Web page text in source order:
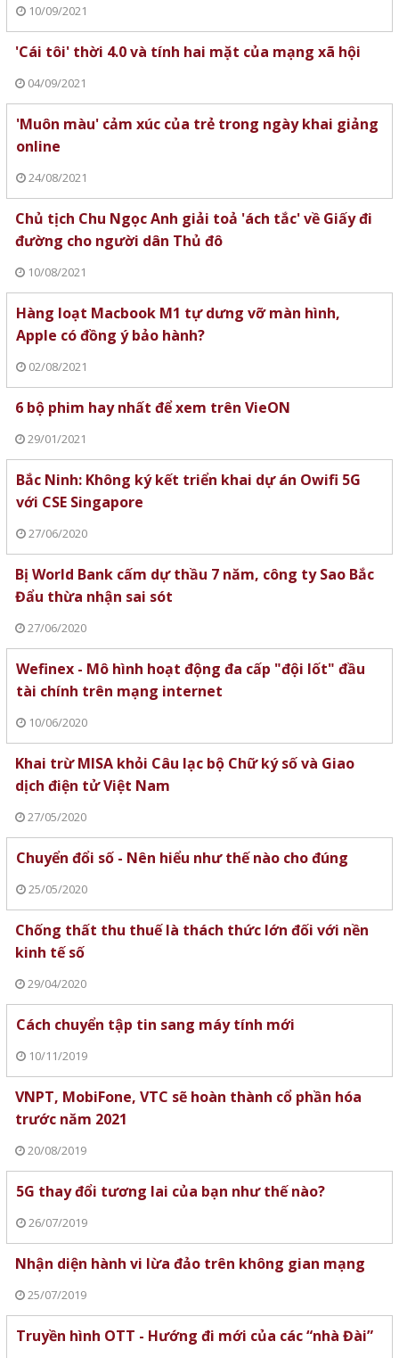
10/09/2021
'Cái tôi' thời 4.0 và tính hai mặt của mạng xã hội
04/09/2021
'Muôn màu' cảm xúc của trẻ trong ngày khai giảng
online
24/08/2021
Chủ tịch Chu Ngọc Anh giải toả 'ách tắc' về Giấy đi
đường cho người dân Thủ đô
10/08/2021
Hàng loạt Macbook M1 tự dưng vỡ màn hình,
Apple có đồng ý bảo hành?
02/08/2021
6 bộ phim hay nhất để xem trên VieON
29/01/2021
Bắc Ninh: Không ký kết triển khai dự án Owifi 5G
với CSE Singapore
27/06/2020
Bị World Bank cấm dự thầu 7 năm, công ty Sao Bắc
Đẩu thừa nhận sai sót
27/06/2020
Wefinex - Mô hình hoạt động đa cấp "đội lốt" đầu
tài chính trên mạng internet
10/06/2020
Khai trừ MISA khỏi Câu lạc bộ Chữ ký số và Giao
dịch điện tử Việt Nam
27/05/2020
Chuyển đổi số - Nên hiểu như thế nào cho đúng
25/05/2020
Chống thất thu thuế là thách thức lớn đối với nền
kinh tế số
29/04/2020
Cách chuyển tập tin sang máy tính mới
10/11/2019
VNPT, MobiFone, VTC sẽ hoàn thành cổ phần hóa
trước năm 2021
20/08/2019
5G thay đổi tương lai của bạn như thế nào?
26/07/2019
Nhận diện hành vi lừa đảo trên không gian mạng
25/07/2019
Truyền hình OTT - Hướng đi mới của các “nhà Đài”